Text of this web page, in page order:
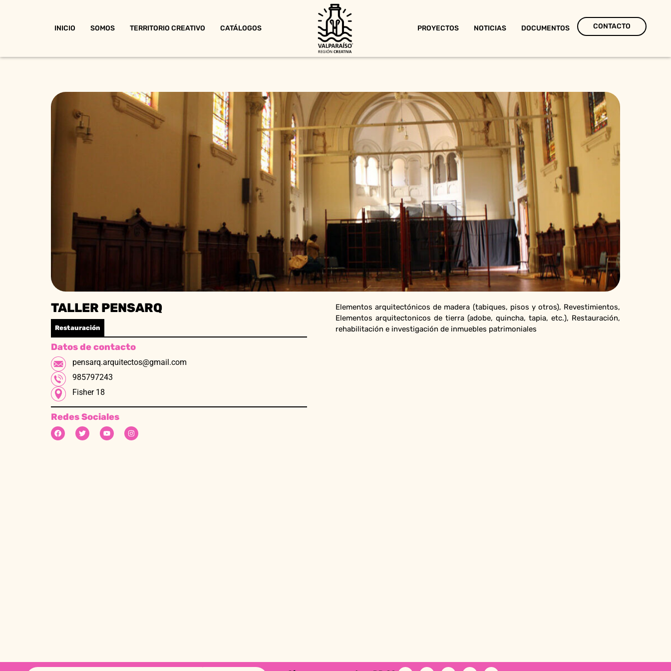
INICIO SOMOS TERRITORIO CREATIVO CATÁLOGOS PROYECTOS NOTICIAS DOCUMENTOS CONTACTO
TALLER PENSARQ
Restauración
Datos de contacto
pensarq.arquitectos@gmail.com
985797243
Fisher 18
Redes Sociales
Elementos arquitectónicos de madera (tabiques, pisos y otros), Revestimientos,
Elementos arquitectonicos de tierra (adobe, quincha, tapia, etc.), Restauración,
rehabilitación e investigación de inmuebles patrimoniales